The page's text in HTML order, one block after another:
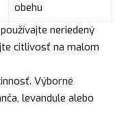
obehu
neriedený
citlivosť na malom
Výborné
levandule alebo